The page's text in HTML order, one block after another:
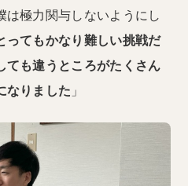
は極力関与しないようにし
ってもかなり難しい挑戦だ
ても違うところがたくさん
なりました 」